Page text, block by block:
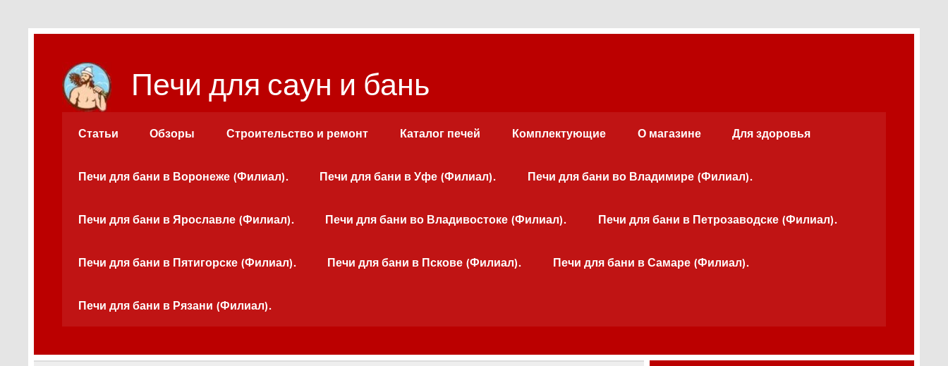
содержимому
Печи для саун и бань
Статьи Обзоры Строительство и ремонт Каталог печей Комплектующие О магазине Для здоровья
Печи для бани в Воронеже (Филиал). Печи для бани в Уфе (Филиал). Печи для бани во Владимире (Филиал).
Печи для бани в Ярославле (Филиал). Печи для бани во Владивостоке (Филиал). Печи для бани в Петрозаводске (Филиал).
Печи для бани в Пятигорске (Филиал). Печи для бани в Пскове (Филиал). Печи для бани в Самаре (Филиал).
Печи для бани в Рязани (Филиал).